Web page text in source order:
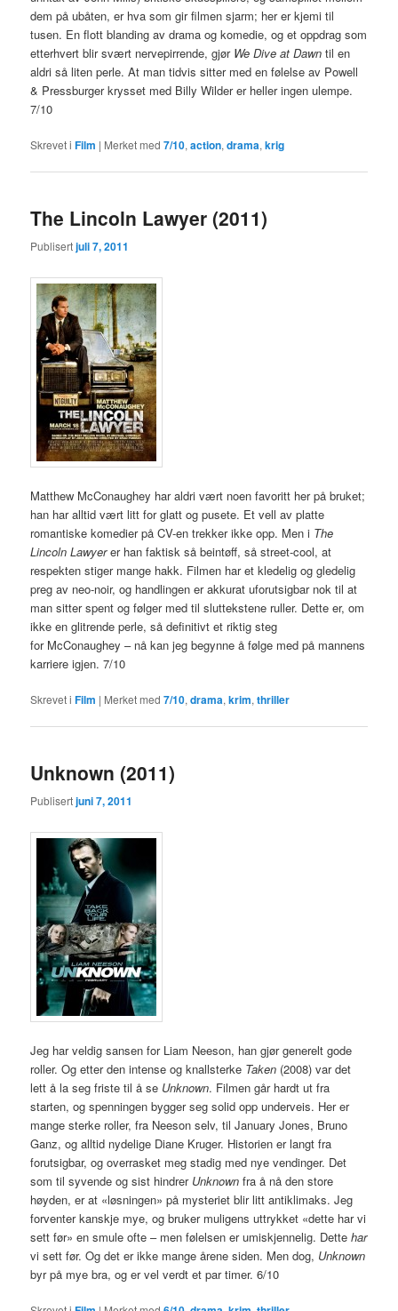
dem på ubåten, er hva som gir filmen sjarm; her er kjemi til
tusen. En flott blanding av drama og komedie, og et oppdrag som
etterhvert blir svært nervepirrende, gjør We Dive at Dawn til en
aldri så liten perle. At man tidvis sitter med en følelse av Powell
& Pressburger krysset med Billy Wilder er heller ingen ulempe.
7/10
Skrevet i Film | Merket med 7/10,action,drama,krig
The Lincoln Lawyer (2011)
Publisertjuli 7, 2011
Matthew McConaughey har aldri vært noen favoritt her på bruket;
han har alltid vært litt for glatt og pusete. Et vell av platte
romantiske komedier på CV-en trekker ikke opp. Men i The
Lincoln Lawyerer han faktisk så beintøff, så street-cool, at
respekten stiger mange hakk. Filmen har et kledelig og gledelig
preg av neo-noir, og handlingen er akkurat uforutsigbar nok til at
man sitter spent og følger med til sluttekstene ruller. Dette er, om
ikke en glitrende perle, så definitivt et riktig steg
for McConaughey – nå kan jeg begynne å følge med på mannens
karriere igjen. 7/10
Skrevet i Film | Merket med 7/10,drama,krim,thriller
Unknown (2011)
Publisertjuni 7, 2011
Jeg har veldig sansen for Liam Neeson, han gjør generelt gode
roller. Og etter den intense og knallsterke Taken (2008) var det
lett å la seg friste til å se Unknown. Filmen går hardt ut fra
starten, og spenningen bygger seg solid opp underveis. Her er
mange sterke roller, fra Neeson selv, til January Jones, Bruno
Ganz, og alltid nydelige Diane Kruger. Historien er langt fra
forutsigbar, og overrasket meg stadig med nye vendinger. Det
som til syvende og sist hindrer Unknown fra å nå den store
høyden, er at «løsningen» på mysteriet blir litt antiklimaks. Jeg
forventer kanskje mye, og bruker muligens uttrykket «dette har vi
sett før» en smule ofte – men følelsen er umiskjennelig. Dettehar
vi sett før. Og det er ikke mange årene siden. Men dog, Unknown
byr på mye bra, og er vel verdt et par timer. 6/10